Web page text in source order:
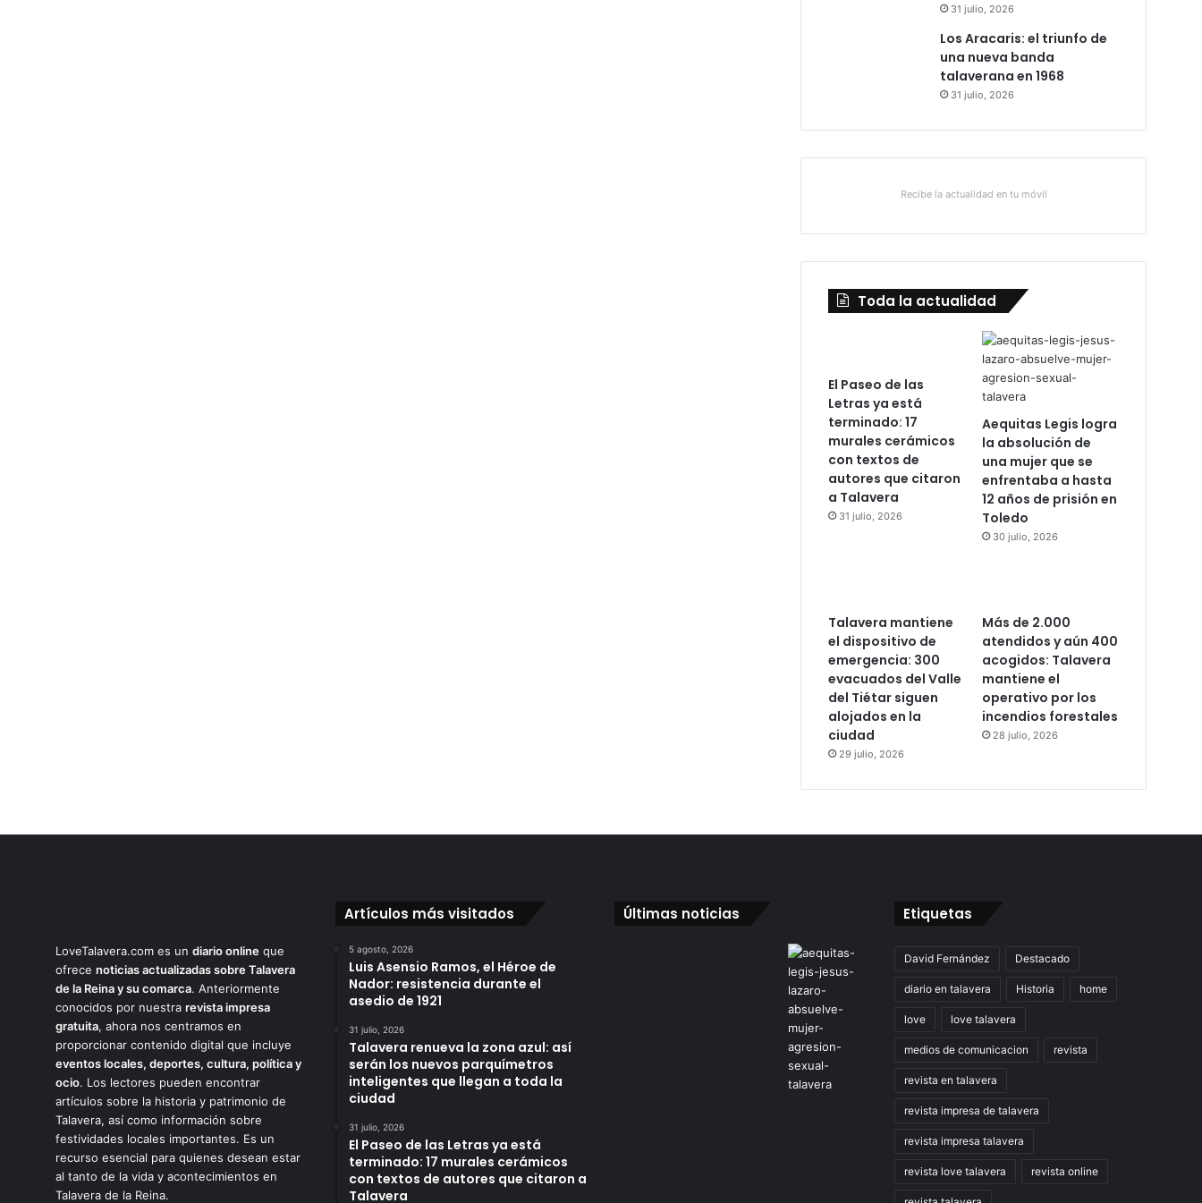
31 julio, 2026
Los Aracaris: el triunfo de
una nueva banda
talaverana en 1968
31 julio, 2026
Recibe la actualidad en tu móvil
Toda la actualidad
El Paseo de las
Letras ya está
terminado: 17
murales cerámicos
con textos de
autores que citaron
a Talavera
31 julio, 2026
Aequitas Legis logra
la absolución de
una mujer que se
enfrentaba a hasta
12 años de prisión en
Toledo
30 julio, 2026
Talavera mantiene
el dispositivo de
emergencia: 300
evacuados del Valle
del Tiétar siguen
alojados en la
ciudad
29 julio, 2026
Más de 2.000
atendidos y aún 400
acogidos: Talavera
mantiene el
operativo por los
incendios forestales
28 julio, 2026
LoveTalavera.com es un diario online que
ofrece noticias actualizadas sobre Talavera
de la Reina y su comarca. Anteriormente
conocidos por nuestra revista impresa
gratuita, ahora nos centramos en
proporcionar contenido digital que incluye
eventos locales, deportes, cultura, política y
ocio. Los lectores pueden encontrar
artículos sobre la historia y patrimonio de
Talavera, así como información sobre
festividades locales importantes. Es un
recurso esencial para quienes desean estar
al tanto de la vida y acontecimientos en
Talavera de la Reina.
Artículos más visitados
5 agosto, 2026
Luis Asensio Ramos, el Héroe de
Nador: resistencia durante el
asedio de 1921
31 julio, 2026
Talavera renueva la zona azul: así
serán los nuevos parquímetros
inteligentes que llegan a toda la
ciudad
31 julio, 2026
El Paseo de las Letras ya está
terminado: 17 murales cerámicos
con textos de autores que citaron a
Talavera
Últimas noticias Etiquetas
David Fernández Destacado
diario en talavera Historia home
love love talavera
medios de comunicacion revista
revista en talavera
revista impresa de talavera
revista impresa talavera
revista love talavera revista online